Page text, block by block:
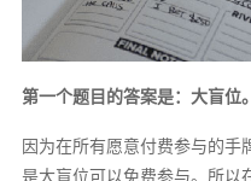
第一个题目的答案是：大盲位。
因为在所有愿意付费参与的手
是大盲位可以免费参与。所以